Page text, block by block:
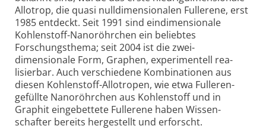
Allotrop, die quasi null­dimen­sionalen Fullerene, erst
1985 entdeckt. Seit 1991 sind ein­dimensionale
Kohlenstoff-Nano­röhrchen ein beliebtes
Forschungs­thema; seit 2004 ist die zwei­
dimensionale Form, Graphen, experi­mentell rea­
lisierbar. Auch verschiedene Kombina­tionen aus
diesen Kohlen­stoff-Allo­tropen, wie etwa Fulleren-
gefüllte Nano­röhrchen aus Kohlen­stoff und in
Graphit einge­bettete Fullerene haben Wissen­
schafter bereits herge­stellt und erforscht.